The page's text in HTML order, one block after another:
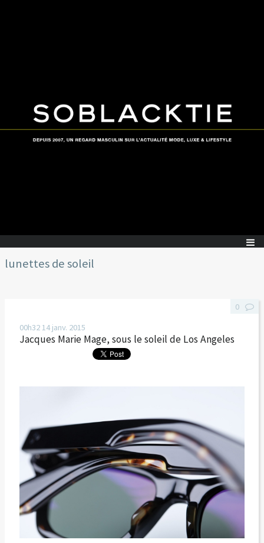
lunettes de soleil
00h3214 janv. 2015
Jacques Marie Mage, sous le soleil de Los Angeles
0